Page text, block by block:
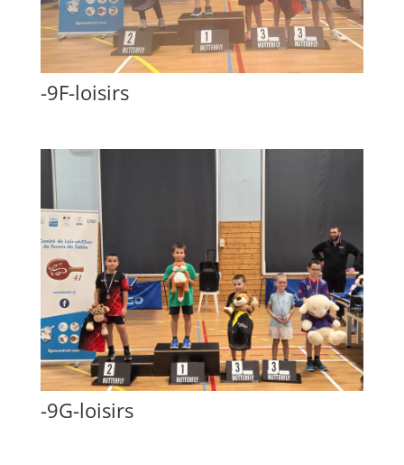
-9F-loisirs
-9G-loisirs